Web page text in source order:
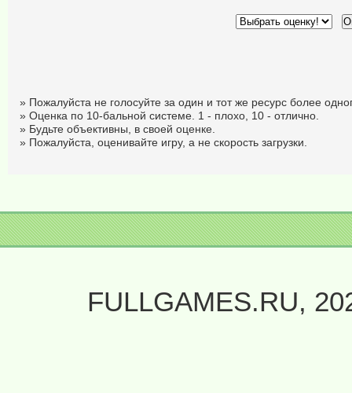
» Пожалуйста не голосуйте за один и тот же ресурс более
» Оценка по 10-бальной системе. 1 - плохо, 10 - отлично.
» Будьте объективны, в своей оценке.
» Пожалуйста, оценивайте игру, а не скорость загрузки.
FULLGAMES.RU,